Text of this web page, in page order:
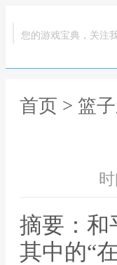
您的游戏宝典，关注我
首页 > 篮
摘要：和
其中的“